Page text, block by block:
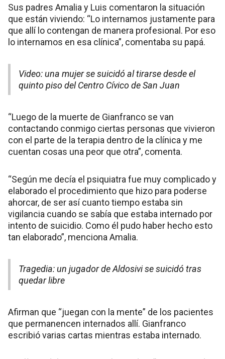
Sus padres Amalia y Luis comentaron la situación
que están viviendo: “Lo internamos justamente para
que allí lo contengan de manera profesional. Por eso
lo internamos en esa clínica”, comentaba su papá.
Video: una mujer se suicidó al tirarse desde el
quinto piso del Centro Cívico de San Juan
“Luego de la muerte de Gianfranco se van
contactando conmigo ciertas personas que vivieron
con el parte de la terapia dentro de la clínica y me
cuentan cosas una peor que otra”, comenta.
“Según me decía el psiquiatra fue muy complicado y
elaborado el procedimiento que hizo para poderse
ahorcar, de ser así cuanto tiempo estaba sin
vigilancia cuando se sabía que estaba internado por
intento de suicidio. Como él pudo haber hecho esto
tan elaborado”, menciona Amalia.
Tragedia: un jugador de Aldosivi se suicidó tras
quedar libre
Afirman que “juegan con la mente” de los pacientes
que permanencen internados allí. Gianfranco
escribió varias cartas mientras estaba internado.